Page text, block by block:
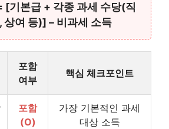
[기본급 + 각종 과세 수당(직
상여 등)] – 비과세 소득
포함
여부
핵심 체크포인트
포함
(O)
가장 기본적인 과세
대상 소득